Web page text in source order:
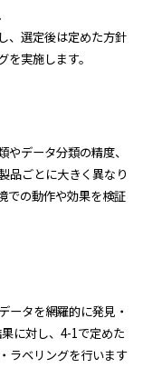
、選定後は定めた方針
実施します。
データ分類の精度、
品ごとに大きく異なり
での動作や効果を検証
ータを網羅的に発見・
に対し、4-1で定めた
ラベリングを行います